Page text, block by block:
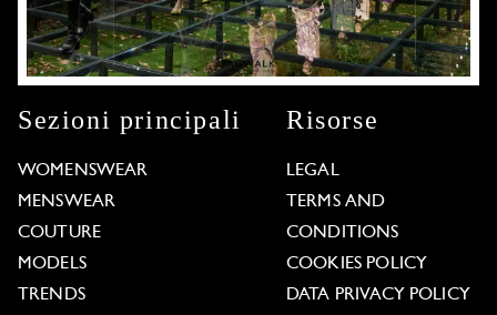
Sezioni principali
WOMENSWEAR
MENSWEAR
COUTURE
MODELS
TRENDS
Risorse
LEGAL
TERMS AND
CONDITIONS
COOKIES POLICY
DATA PRIVACY POLICY